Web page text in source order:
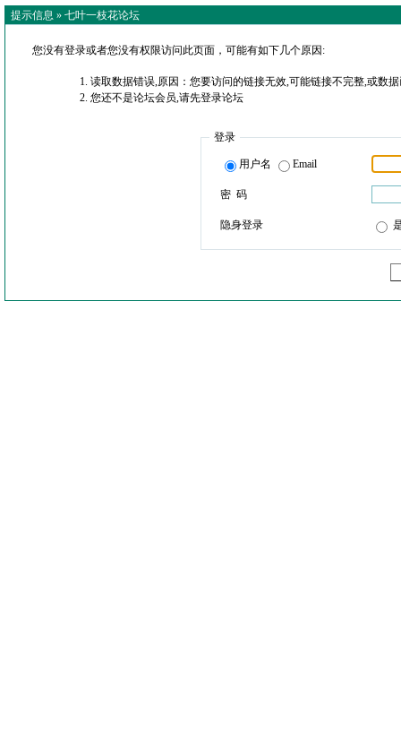
提示信息 » 七叶一枝花论坛
您没有登录或者您没有权限访问此页面，可能有如下几个原因:
读取数据错误,原因：您要访问的链接无效,可能链接不完整,或数
您还不是论坛会员,请先登录论坛
登录
用户名 Email
密 码
隐身登录